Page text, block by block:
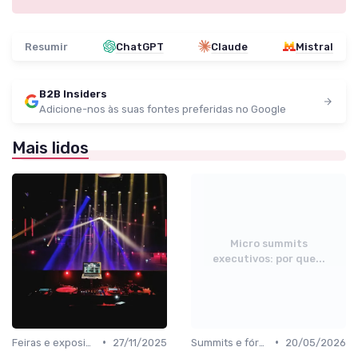
Resumir ChatGPT Claude Mistral
B2B Insiders
Adicione-nos às suas fontes preferidas no Google
Mais lidos
•
27/11/2025
Micro summits
executivos: por que...
•
20/05/2026